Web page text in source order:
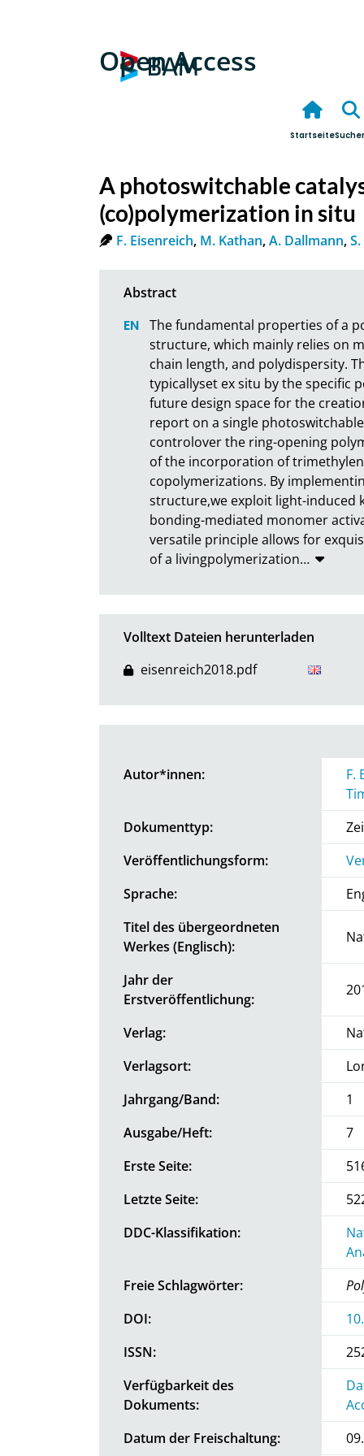
Open Access
Startseite
A photoswitchable
(co)polymerization in situ
F. Eisenreich, M. Kathan,A. Dallmann,
The fundamental properties of a
structure, which mainly relies on
chain length, and polydispersity.
typicallyset ex situ by the specific
future design space for the
report on a single
controlover the ring-opening
of the incorporation of
copolymerizations. By
structure,we exploit light-induced
bonding-mediated monomer
versatile principle allows for
of a livingpolymerization…
Volltext Dateien herunterladen
eisenreich2018.pdf
Autor*innen:
F.
Dokumenttyp:
Veröffentlichungsform:
Sprache:
Titel des übergeordneten
Werkes (Englisch):
Jahr der
Erstveröffentlichung:
Verlag:
Verlagsort:
Jahrgang/Band:
1
Ausgabe/Heft:
7
Erste Seite:
Letzte Seite:
DDC-Klassifikation:
Freie Schlagwörter:
DOI:
ISSN:
Verfügbarkeit des
Dokuments:
Datum der Freischaltung: